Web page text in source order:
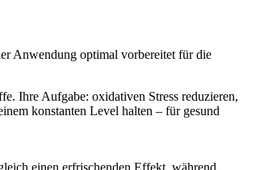
Anwendung optimal vorbereitet für die
Ihre Aufgabe: oxidativen Stress reduzieren,
konstanten Level halten – für gesund
einen erfrischenden Effekt, während